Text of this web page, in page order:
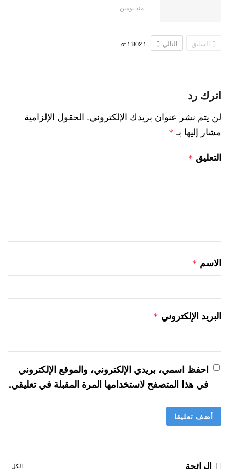
منذ يومين
السابق التالي 1 1٬802
اترك رد
لن يتم نشر عنوان بريدك الإلكتروني. الحقول الإلزامية
مشار إليها بـ *
التعليق *
الاسم *
البريد الإلكتروني *
احفظ اسمي، بريدي الإلكتروني، والموقع الإلكتروني
في هذا المتصفح لاستخدامها المرة المقبلة في تعليقي.
الرائجة الكل